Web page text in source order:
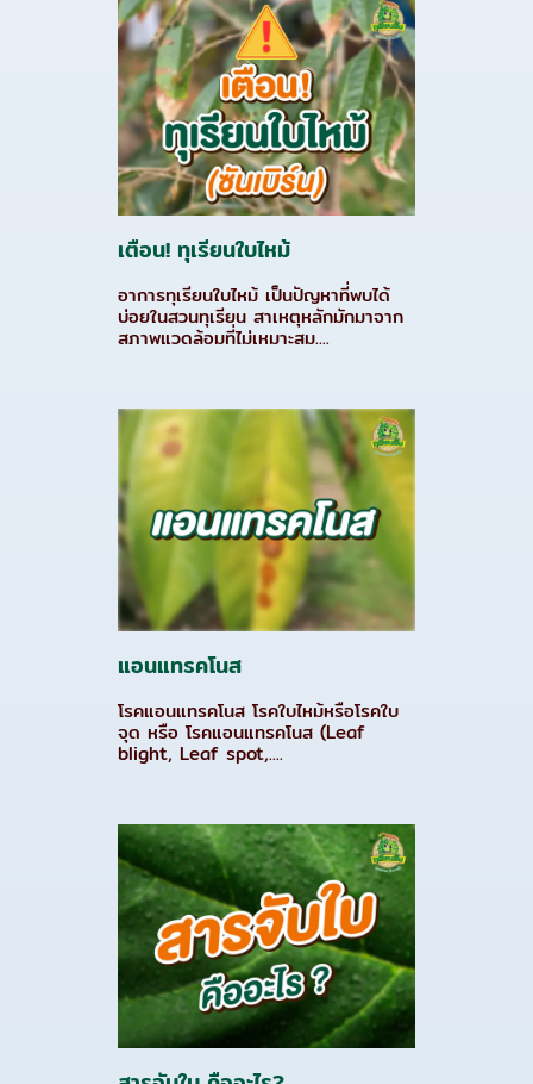
เตือน! ทุเรียนใบไหม้
อาการทุเรียนใบไหม้ เป็นปัญหาที่พบได้
บ่อยในสวนทุเรียน สาเหตุหลักมักมาจาก
สภาพแวดล้อมที่ไม่เหมาะสม....
แอนแทรคโนส
โรคแอนแทรคโนส โรคใบไหม้หรือโรคใบ
จุด หรือ โรคแอนแทรคโนส (Leaf
blight, Leaf spot,....